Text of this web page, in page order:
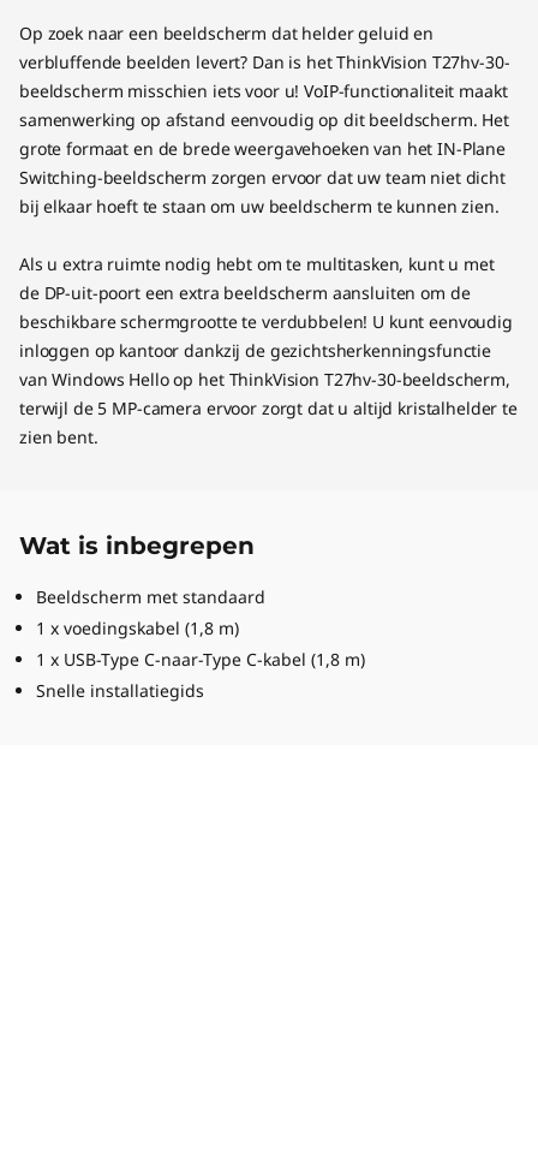
Op zoek naar een beeldscherm dat helder geluid en
verbluffende beelden levert? Dan is het ThinkVision T27hv-30-
beeldscherm misschien iets voor u! VoIP-functionaliteit maakt
samenwerking op afstand eenvoudig op dit beeldscherm. Het
grote formaat en de brede weergavehoeken van het IN-Plane
Switching-beeldscherm zorgen ervoor dat uw team niet dicht
bij elkaar hoeft te staan om uw beeldscherm te kunnen zien.
Als u extra ruimte nodig hebt om te multitasken, kunt u met
de DP-uit-poort een extra beeldscherm aansluiten om de
beschikbare schermgrootte te verdubbelen! U kunt eenvoudig
inloggen op kantoor dankzij de gezichtsherkenningsfunctie
van Windows Hello op het ThinkVision T27hv-30-beeldscherm,
terwijl de 5 MP-camera ervoor zorgt dat u altijd kristalhelder te
zien bent.
Wat is inbegrepen
Beeldscherm met standaard
1 x voedingskabel (1,8 m)
1 x USB-Type C-naar-Type C-kabel (1,8 m)
Snelle installatiegids